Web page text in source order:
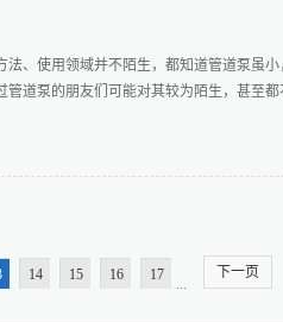
泵可以提供的流程、扬程等技术范围，看
使用效果还会缩短泵的使用寿命，此外
的售后服务。当大家有使用卧式多级泵的
、使用领域并不陌生，都知道管道泵虽
道泵的朋友们可能对其较为陌生，甚至都
行业通常会采用管道泵来对采暖、锅炉中的
14 15 16 17
...
下一页